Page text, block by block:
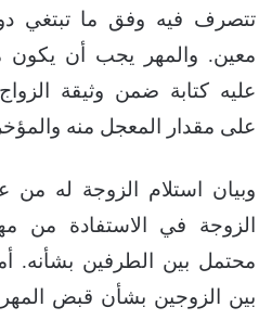
تتصرف فيه وفق ما تبتغي
معين. والمهر يجب أن يكون
عليه كتابة ضمن وثيقة
على مقدار المعجل منه
وبيان استلام الزوجة له
الزوجة في الاستفادة من
محتمل بين الطرفين بشأنه.
بين الزوجين بشأن قبض